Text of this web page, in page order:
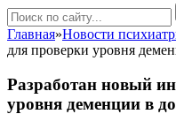
Главная»Новости
для проверки уровня
Разработан новый
уровня деменции в